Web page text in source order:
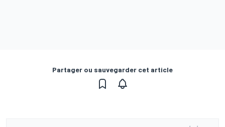
Partager ou sauvegarder cet article